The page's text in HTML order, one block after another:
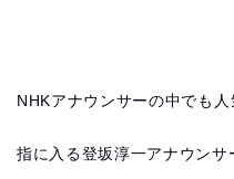
NHKアナウンサーの中でも
指に入る登坂淳一アナウンサ